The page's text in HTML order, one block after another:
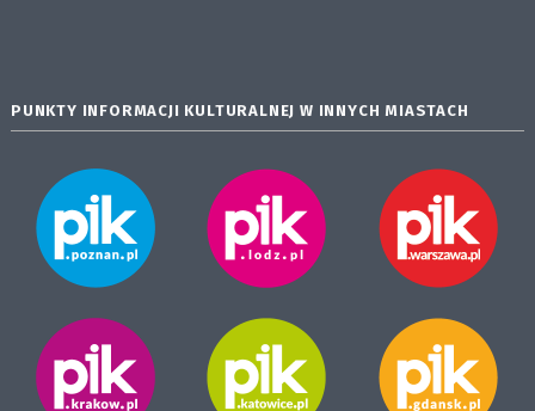
PUNKTY INFORMACJI KULTURALNEJ W INNYCH MIASTACH